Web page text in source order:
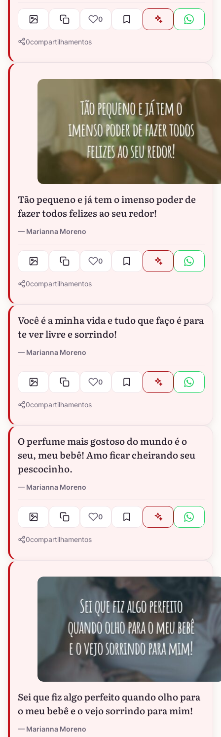
0
0compartilhamentos
Tão pequeno e já tem o imenso poder de
fazer todos felizes ao seu redor!
Marianna Moreno
0
0compartilhamentos
Você é a minha vida e tudo que faço é para
te ver livre e sorrindo!
Marianna Moreno
0
0compartilhamentos
O perfume mais gostoso do mundo é o
seu, meu bebê! Amo ficar cheirando seu
pescocinho.
Marianna Moreno
0
0compartilhamentos
Sei que fiz algo perfeito quando olho para
o meu bebê e o vejo sorrindo para mim!
Marianna Moreno